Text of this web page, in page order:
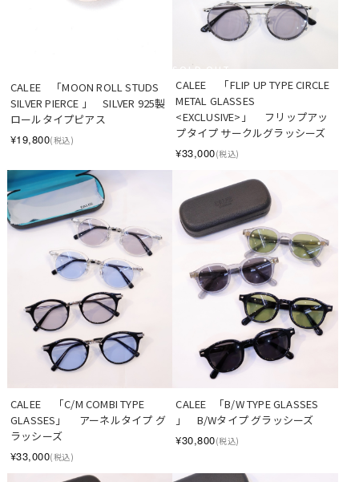
CALEE　「MOON ROLL STUDS
SILVER PIERCE 」　SILVER 925製
ロールタイプピアス
¥19,800(税込)
SOLD OUT
CALEE     「FLIP UP TYPE CIRCLE
METAL GLASSES
<EXCLUSIVE>」　 フリップアッ
プタイプ サークルグラッシーズ
¥33,000(税込)
CALEE     「C/M COMBI TYPE
GLASSES」　 アーネルタイプ グ
ラッシーズ
¥33,000(税込)
CALEE   「B/W TYPE GLASSES
」　B/Wタイプ グラッシーズ
¥30,800(税込)